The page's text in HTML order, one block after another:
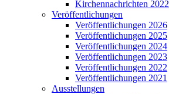
Kirchennachrichten 2022
Veröffentlichungen
Veröffentlichungen 2026
Veröffentlichungen 2025
Veröffentlichungen 2024
Veröffentlichungen 2023
Veröffentlichungen 2022
Veröffentlichungen 2021
Ausstellungen